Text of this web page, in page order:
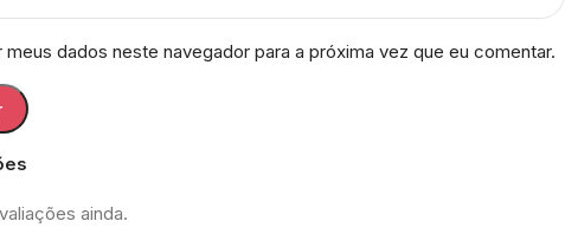
ainda.
meus dados neste navegador para a próxima vez que eu comentar.